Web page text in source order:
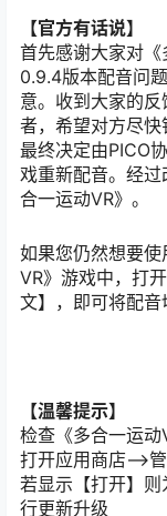
【官方有话说】
首先感谢大家对
0.9.4版本配音问
意。收到大家的
者，希望对方尽快
最终决定由PICO
戏重新配音。经
合一运动VR》。
如果您仍然想要
VR》游戏中，打
文】，即可将配音
【温馨提示】
检查《多合一运动
打开应用商店—>
若显示【打开】
行更新升级